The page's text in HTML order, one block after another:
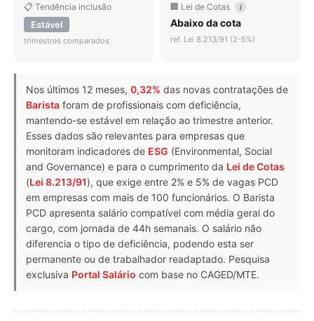
📋 Tendência inclusão
Estável
trimestres comparados
🏢 Lei de Cotas i
Abaixo da cota
ref. Lei 8.213/91 (2-5%)
Nos últimos 12 meses, 0,32% das novas contratações de
Barista foram de profissionais com deficiência,
mantendo-se estável em relação ao trimestre anterior.
Esses dados são relevantes para empresas que
monitoram indicadores de ESG (Environmental, Social
and Governance) e para o cumprimento da Lei de Cotas
(Lei 8.213/91), que exige entre 2% e 5% de vagas PCD
em empresas com mais de 100 funcionários. O Barista
PCD apresenta salário compatível com média geral do
cargo, com jornada de 44h semanais. O salário não
diferencia o tipo de deficiência, podendo esta ser
permanente ou de trabalhador readaptado. Pesquisa
exclusiva Portal Salário com base no CAGED/MTE.